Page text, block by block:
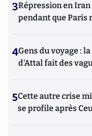
3Répression en
pendant que Paris
4Gens du voyage :
d'Attal fait des
5Cette autre crise
se profile après